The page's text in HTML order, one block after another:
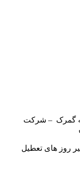
به گمرک – شرکت
روز های تعطیل